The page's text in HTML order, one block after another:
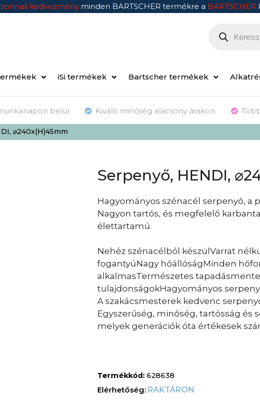
kedvezmény minden BARTSCHER termékre a BARTSCHER
iSi termékek Bartscher termékek
belül Kiváló minőség alacsony árakon
⌀240x(H)45mm
Serpenyő, HENDI,
Hagyományos szénacél serpenyő, a
Nagyon tartós, és megfelelő
élettartamú.
Nehéz szénacélból készülVarrat
fogantyúNagy hőállóságMinden
alkalmasTermészetes
tulajdonságokHagyományos
A szakácsmesterek kedvenc
Egyszerűség, minőség, tartósság és
melyek generációk óta értékesek
Termékkód: 628638
RAKTÁRON